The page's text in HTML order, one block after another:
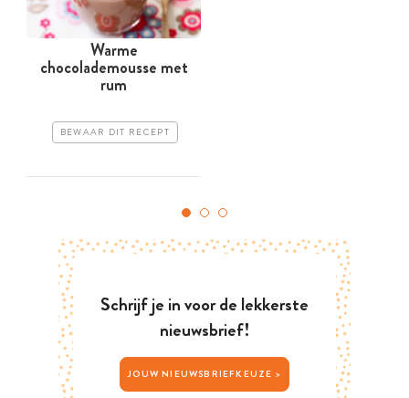
Warme
chocolademousse met
rum
BEWAAR DIT RECEPT
Schrijf je in voor de lekkerste
nieuwsbrief!
JOUW NIEUWSBRIEFKEUZE >